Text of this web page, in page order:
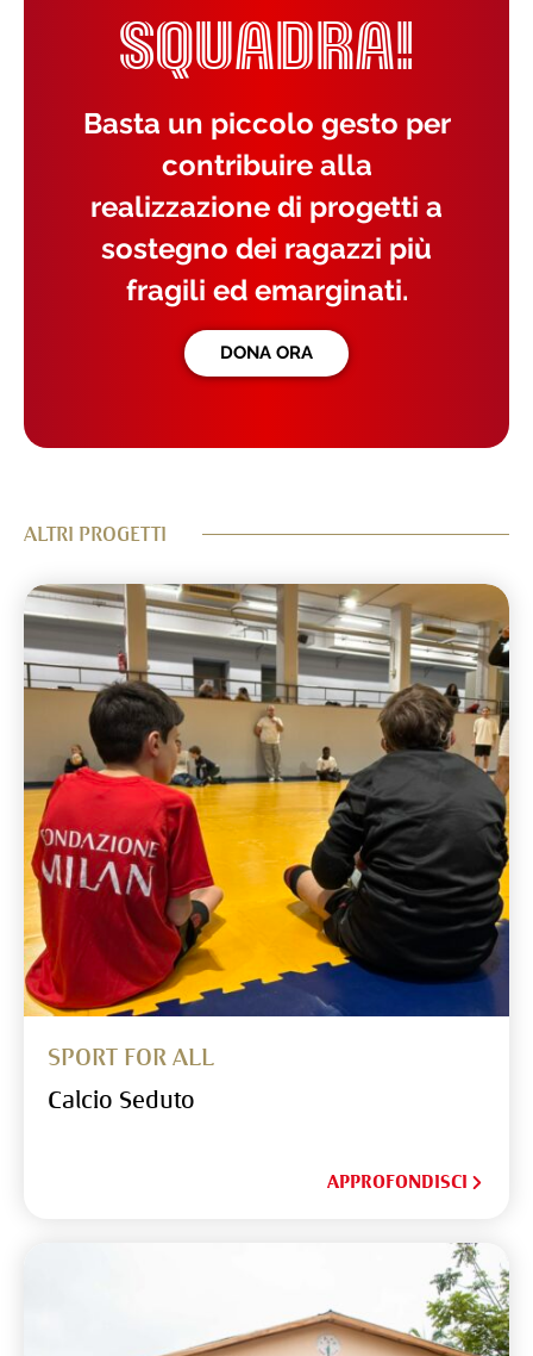
SQUADRA!
Basta un piccolo gesto per
contribuire alla
realizzazione di progetti a
sostegno dei ragazzi più
fragili ed emarginati.
DONA ORA
ALTRI PROGETTI
SPORT FOR ALL
Calcio Seduto
APPROFONDISCI